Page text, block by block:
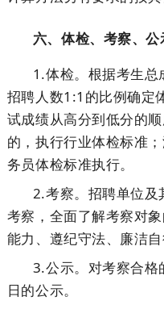
六、体检、考察、公
1.体检。根据考生
招聘人数1:1的比例确定
试成绩从高分到低分的
的，执行行业体检标准
务员体检标准执行。
2.考察。招聘单位及
考察，全面了解考察对
能力、遵纪守法、廉洁
3.公示。对考察合格
日的公示。